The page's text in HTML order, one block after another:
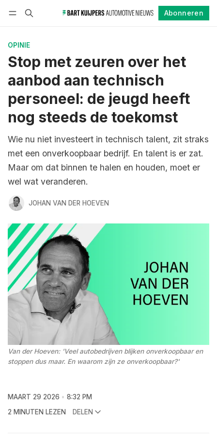
Abonneren
OPINIE
Stop met zeuren over het
aanbod aan technisch
personeel: de jeugd heeft
nog steeds de toekomst
Wie nu niet investeert in technisch talent, zit straks
met een onverkoopbaar bedrijf. En talent is er zat.
Maar om dat binnen te halen en houden, moet er
wel wat veranderen.
JOHAN VAN DER HOEVEN
Van der Hoeven: 'Veel autobedrijven blijken onverkoopbaar en
stoppen dus maar. En waarom zijn ze onverkoopbaar?'
MAART 29 2026
8:32 PM
2 MINUTEN LEZEN
DELEN